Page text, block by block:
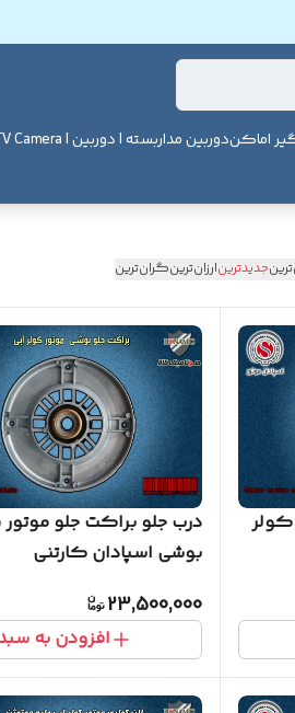
اماکندوربین مداربسته | دوربین | CCTV Camera
جدیدترینارزان‌ترینگران‌ترین
درب جلو براکت جلو
بوشی اسپادان کارتنی
23,500,000
افزودن به